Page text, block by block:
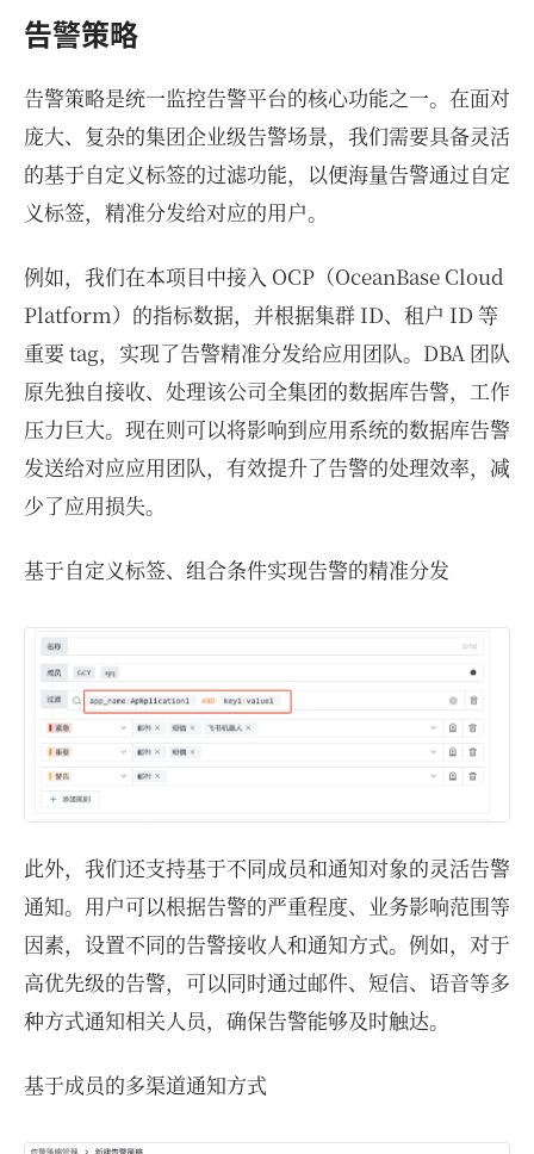
告警策略
告警策略是统一监控告警平台的核心功能之一。在面对
庞大、复杂的集团企业级告警场景，我们需要具备灵活
的基于自定义标签的过滤功能，以便海量告警通过自定
义标签，精准分发给对应的用户。
例如，我们在本项目中接入 OCP（OceanBase Cloud
Platform）的指标数据，并根据集群 ID、租户 ID 等
重要 tag，实现了告警精准分发给应用团队。DBA 团队
原先独自接收、处理该公司全集团的数据库告警，工作
压力巨大。现在则可以将影响到应用系统的数据库告警
发送给对应应用团队，有效提升了告警的处理效率，减
少了应用损失。
基于自定义标签、组合条件实现告警的精准分发
此外，我们还支持基于不同成员和通知对象的灵活告警
通知。用户可以根据告警的严重程度、业务影响范围等
因素，设置不同的告警接收人和通知方式。例如，对于
高优先级的告警，可以同时通过邮件、短信、语音等多
种方式通知相关人员，确保告警能够及时触达。
基于成员的多渠道通知方式